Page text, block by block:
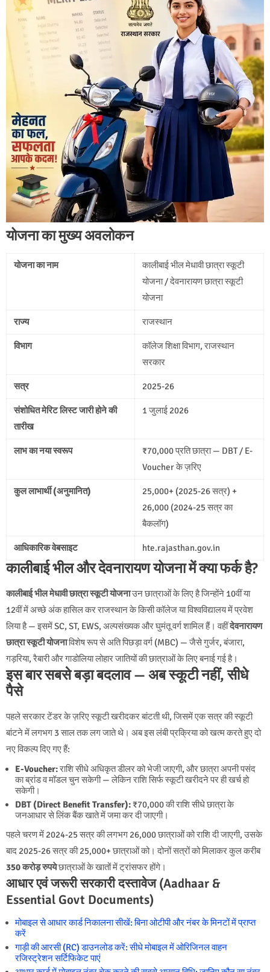
योजना का मुख्य अवलोकन
योजना का नाम
कालीबाई भील मेधावी छात्रा स्कूटी
योजना / देवनारायण छात्रा स्कूटी
योजना
राज्य राजस्थान
विभाग
कॉलेज शिक्षा विभाग, राजस्थान
सरकार
सत्र 2025-26
संशोधित मेरिट लिस्ट जारी होने की
तारीख
1 जुलाई 2026
लाभ का नया स्वरूप
₹70,000 प्रति छात्रा — DBT / E-
Voucher के ज़रिए
कुल लाभार्थी (अनुमानित)
25,000+ (2025-26 सत्र) +
26,000 (2024-25 सत्र का
बैकलॉग)
आधिकारिक वेबसाइट hte.rajasthan.gov.in
कालीबाई भील और देवनारायण योजना में क्या फर्क है?
कालीबाई भील मेधावी छात्रा स्कूटी योजनाउन छात्राओं के लिए है जिन्होंने 10वीं या
12वीं में अच्छे अंक हासिल कर राजस्थान के किसी कॉलेज या विश्वविद्यालय में प्रवेश
लिया है — इसमें SC, ST, EWS, अल्पसंख्यक और घुमंतू वर्ग शामिल हैं। वहींदेवनारायण
छात्रा स्कूटी योजनाविशेष रूप से अति पिछड़ा वर्ग (MBC) — जैसे गुर्जर, बंजारा,
गड़रिया, रैबारी और गाडोलिया लोहार जातियों की छात्राओं के लिए बनाई गई है।
इस बार सबसे बड़ा बदलाव — अब स्कूटी नहीं, सीधे
पैसे
पहले सरकार टेंडर के ज़रिए स्कूटी खरीदकर बांटती थी, जिसमें एक सत्र की स्कूटी
बांटने में लगभग 3 साल तक लग जाते थे। अब इस लंबी प्रक्रिया को खत्म करते हुए दो
नए विकल्प दिए गए हैं:
E-Voucher:राशि सीधे अधिकृत डीलर को भेजी जाएगी, और छात्रा अपनी पसंद
का ब्रांड व मॉडल चुन सकेगी — लेकिन राशि सिर्फ स्कूटी खरीदने पर ही खर्च हो
सकेगी।
DBT (Direct Benefit Transfer):₹70,000 की राशि सीधे छात्रा के
जनआधार से लिंक बैंक खाते में जमा कर दी जाएगी।
पहले चरण में 2024-25 सत्र की लगभग 26,000 छात्राओं को राशि दी जाएगी, उसके
बाद 2025-26 सत्र की 25,000+ छात्राओं को। दोनों सत्रों को मिलाकर कुल करीब
350 करोड़ रुपयेछात्राओं के खातों में ट्रांसफर होंगे।
आधार एवं जरूरी सरकारी दस्तावेज (Aadhaar &
Essential Govt Documents)
मोबाइल से आधार कार्ड निकालना सीखें: बिना ओटीपी और नंबर के मिनटों में प्राप्त
करें
गाड़ी की आरसी (RC) डाउनलोड करें: सीधे मोबाइल में ओरिजिनल वाहन
रजिस्ट्रेशन सर्टिफिकेट पाएं